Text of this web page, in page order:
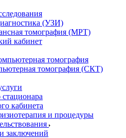
(УЗИ)
томография (МРТ)
кабинет
томография
томография (СКТ)
кабинета
и процедуры
заключений